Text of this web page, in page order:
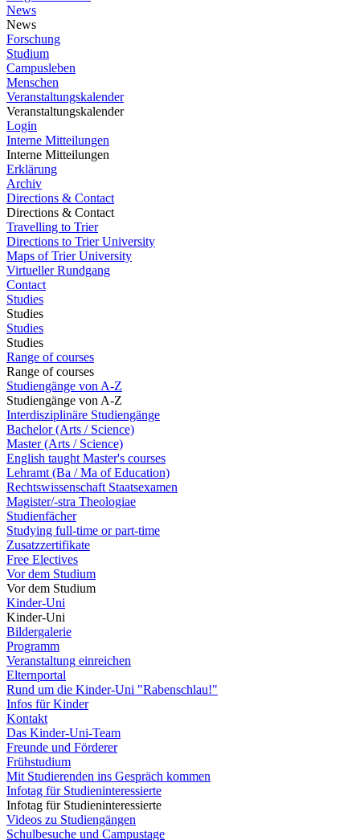
News
News
Forschung
Studium
Campusleben
Menschen
Veranstaltungskalender
Veranstaltungskalender
Login
Interne Mitteilungen
Interne Mitteilungen
Erklärung
Archiv
Directions & Contact
Directions & Contact
Travelling to Trier
Directions to Trier University
Maps of Trier University
Virtueller Rundgang
Contact
Studies
Studies
Studies
Studies
Range of courses
Range of courses
Studiengänge von A-Z
Studiengänge von A-Z
Interdisziplinäre Studiengänge
Bachelor (Arts / Science)
Master (Arts / Science)
English taught Master's courses
Lehramt (Ba / Ma of Education)
Rechtswissenschaft Staatsexamen
Magister/-stra Theologiae
Studienfächer
Studying full-time or part-time
Zusatzzertifikate
Free Electives
Vor dem Studium
Vor dem Studium
Kinder-Uni
Kinder-Uni
Bildergalerie
Programm
Veranstaltung einreichen
Elternportal
Rund um die Kinder-Uni "Rabenschlau!"
Infos für Kinder
Kontakt
Das Kinder-Uni-Team
Freunde und Förderer
Frühstudium
Mit Studierenden ins Gespräch kommen
Infotag für Studieninteressierte
Infotag für Studieninteressierte
Videos zu Studiengängen
Schulbesuche und Campustage